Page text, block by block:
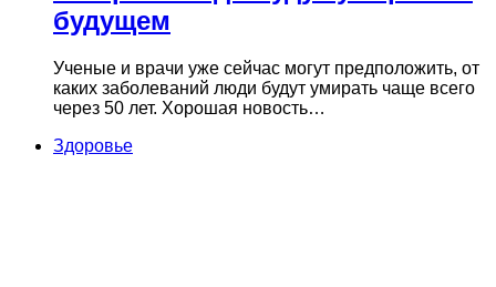
будущем
Ученые и врачи уже сейчас могут предположить, от
каких заболеваний люди будут умирать чаще всего
через 50 лет. Хорошая новость…
Здоровье